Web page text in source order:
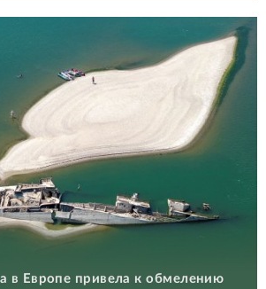
в Европе привела к обмелению